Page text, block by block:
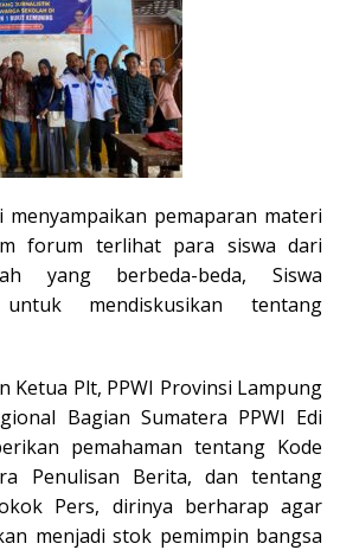
menyampaikan pemaparan materi
forum terlihat para siswa dari
yang berbeda-beda, Siswa
mendiskusikan tentang
Ketua Plt, PPWI Provinsi Lampung
Bagian Sumatera PPWI Edi
pemahaman tentang Kode
Penulisan Berita, dan tentang
Pers, dirinya berharap agar
menjadi stok pemimpin bangsa